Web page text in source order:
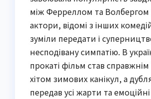
між Ферреллом та
актори, відомі з інших
зуміли передати і
несподівану симпатію. В
прокаті фільм став
хітом зимових канікул, а
передав усі жарти та